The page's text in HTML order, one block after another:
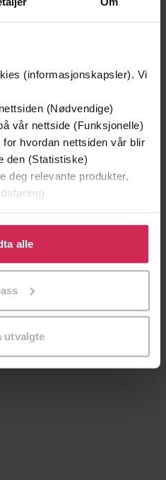
(informasjonskapsler). Vi
(Nødvendige)
vår nettside (Funksjonelle)
hvordan nettsiden vår blir
den (Statistiske)
deg relevante produkter,
oss ditt samtykke til å
Du kan også
formål ved å klikke
alle
utvalgte
349,-
Utskudd
Jørn Lier Horst
EBOK
(forfatter)
Books